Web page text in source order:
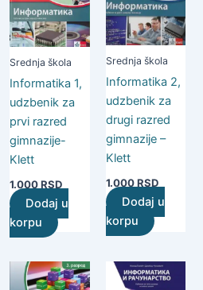
Srednja škola
Informatika 1,
udzbenik za
prvi razred
gimnazije-
Klett
1.000RSD
Dodaj u
korpu
Srednja škola
Informatika 2,
udzbenik za
drugi razred
gimnazije –
Klett
1.000RSD
Dodaj u
korpu